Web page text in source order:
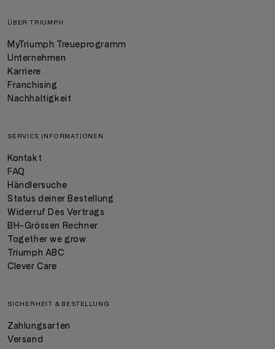
ÜBER TRIUMPH
MyTriumph Treueprogramm
Unternehmen
Karriere
Franchising
Nachhaltigkeit
SERVICE INFORMATIONEN
Kontakt
FAQ
Händlersuche
Status deiner Bestellung
Widerruf Des Vertrags
BH-Grössen Rechner
Together we grow
Triumph ABC
Clever Care
SICHERHEIT & BESTELLUNG
Zahlungsarten
Versand